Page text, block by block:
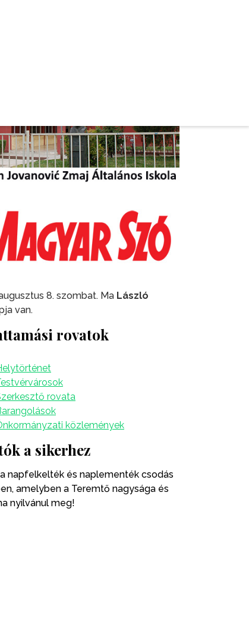
8. szombat. Ma László
van.
rovatok
rovata
közlemények
a sikerhez
napfelkelték és naplementék csodás
amelyben a Teremtő nagysága és
nyilvánul meg!